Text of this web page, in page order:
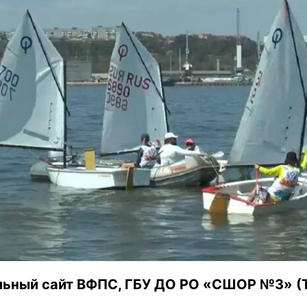
сайт ВФПС, ГБУ ДО РО «СШОР №3»